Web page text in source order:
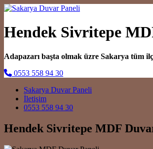
Hendek Sivritepe
Adapazarı başta olmak üzre Sakarya tüm
0553 558 94 30
Main Navigation
Sakarya Duvar Paneli
İletişim
0553 558 94 30
Hendek Sivritepe MDF